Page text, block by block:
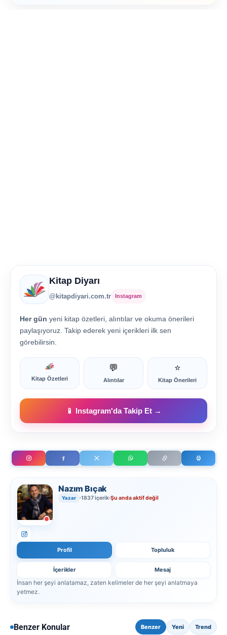
Kitap Diyarı
@kitapdiyari.com.tr Instagram
Her gün yeni kitap özetleri, alıntılar ve okuma önerileri
paylaşıyoruz. Takip ederek yeni içerikleri ilk sen
görebilirsin.
Kitap Özetleri
💬
Alıntılar
⭐
Kitap Önerileri
📱 Instagram'da Takip Et →
Nazım Bıçak
Yazar 1837 içerik Şu anda aktif değil
Profil Topluluk
İçerikler Mesaj
İnsan her şeyi anlatamaz, zaten kelimeler de her şeyi anlatmaya
yetmez.
Benzer Konular Benzer Yeni Trend